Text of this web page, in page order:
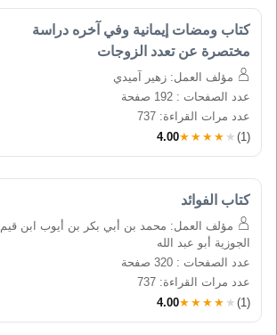
مختصرة عن تعدد الزوجات
مؤلف العمل: زهير آميدي
عدد الصفحات : 192 صفحة
عدد مرات القراءة: 737
4.00★★★★★ (1)
كتاب الفوائد
مؤلف العمل: محمد بن أبي بكر بن أيوب ابن قيم
الجوزية أبو عبد الله
عدد الصفحات : 320 صفحة
عدد مرات القراءة: 737
4.00★★★★★ (1)